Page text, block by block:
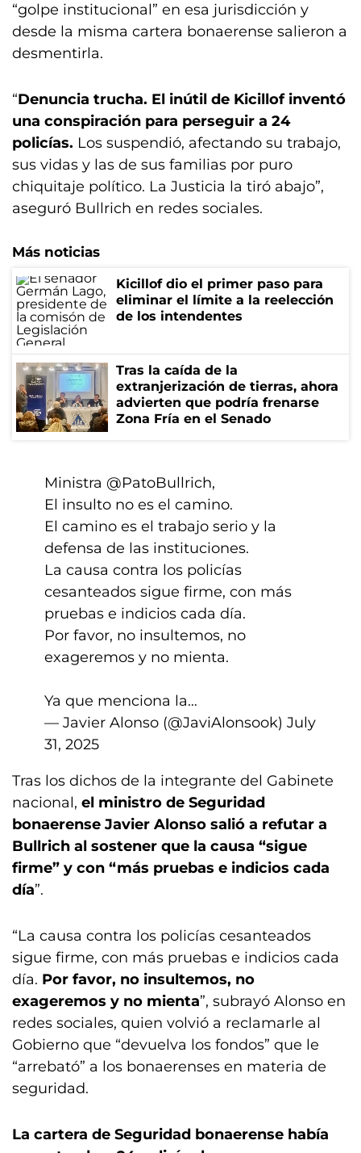
“golpe institucional” en esa jurisdicción y
desde la misma cartera bonaerense salieron a
desmentirla.
“Denuncia trucha. El inútil de Kicillof inventó
una conspiración para perseguir a 24
policías. Los suspendió, afectando su trabajo,
sus vidas y las de sus familias por puro
chiquitaje político. La Justicia la tiró abajo”,
aseguró Bullrich en redes sociales.
Más noticias
Kicillof dio el primer paso para
eliminar el límite a la reelección
de los intendentes
Tras la caída de la
extranjerización de tierras, ahora
advierten que podría frenarse
Zona Fría en el Senado
Ministra @PatoBullrich,
El insulto no es el camino.
El camino es el trabajo serio y la
defensa de las instituciones.
La causa contra los policías
cesanteados sigue firme, con más
pruebas e indicios cada día.
Por favor, no insultemos, no
exageremos y no mienta.
Ya que menciona la…
— Javier Alonso (@JaviAlonsook) July
31, 2025
Tras los dichos de la integrante del Gabinete
nacional, el ministro de Seguridad
bonaerense Javier Alonso salió a refutar a
Bullrich al sostener que la causa “sigue
firme” y con “más pruebas e indicios cada
día”.
“La causa contra los policías cesanteados
sigue firme, con más pruebas e indicios cada
día. Por favor, no insultemos, no
exageremos y no mienta”, subrayó Alonso en
redes sociales, quien volvió a reclamarle al
Gobierno que “devuelva los fondos” que le
“arrebató” a los bonaerenses en materia de
seguridad.
La cartera de Seguridad bonaerense había